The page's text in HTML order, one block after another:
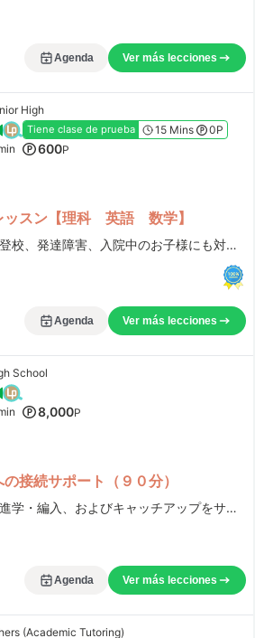
Agenda Ver más lecciones
ッスン【理科 英語 数学】
元特別支援学校教師が不登校、発達障害、入院中のお子様にも対応します。 短時間で集中学習！
High
Tiene clase de prueba 15 Mins 0P
600P
Agenda Ver más lecciones
接続サポート（９０分）
海外から日本の学校への進学・編入、およびキャッチアップをサポートします
School
8,000P
Agenda Ver más lecciones
(Academic Tutoring)